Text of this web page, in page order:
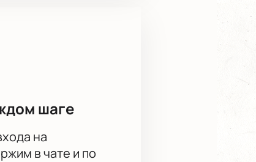
шаге
на
в чате и по